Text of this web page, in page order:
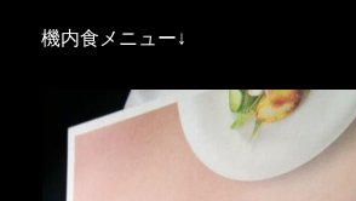
機内食メニュー↓